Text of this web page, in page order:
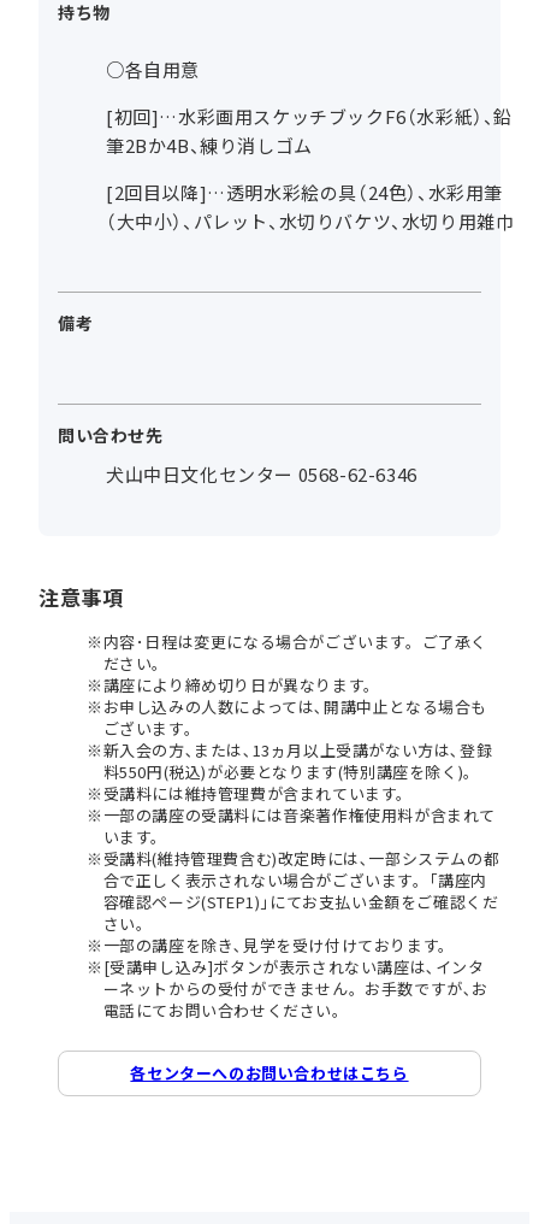
持ち物
○各自用意
[初回]…水彩画用スケッチブックF6（水彩紙）、鉛
筆2Bか4B、練り消しゴム
[2回目以降]…透明水彩絵の具（24色）、水彩用筆
（大中小）、パレット、水切りバケツ、水切り用雑巾
備考
問い合わせ先
犬山中日文化センター 0568-62-6346
注意事項
内容･日程は変更になる場合がございます。ご了承く
ださい。
講座により締め切り日が異なります。
お申し込みの人数によっては､開講中止となる場合も
ございます。
新入会の方､または､13ヵ月以上受講がない方は､登録
料550円(税込)が必要となります(特別講座を除く)。
受講料には維持管理費が含まれています。
一部の講座の受講料には音楽著作権使用料が含まれて
います。
受講料(維持管理費含む)改定時には､一部システムの都
合で正しく表示されない場合がございます。｢講座内
容確認ページ(STEP1)｣にてお支払い金額をご確認くだ
さい。
一部の講座を除き､見学を受け付けております。
[受講申し込み]ボタンが表示されない講座は､インタ
ーネットからの受付ができません。お手数ですが､お
電話にてお問い合わせください。
各センターへのお問い合わせはこちら